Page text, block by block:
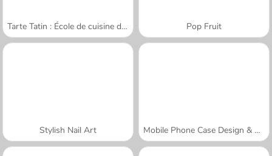
Tarte Tatin : École de cuisine de Sara Pop Fruit
Stylish Nail Art Mobile Phone Case Design & DIY